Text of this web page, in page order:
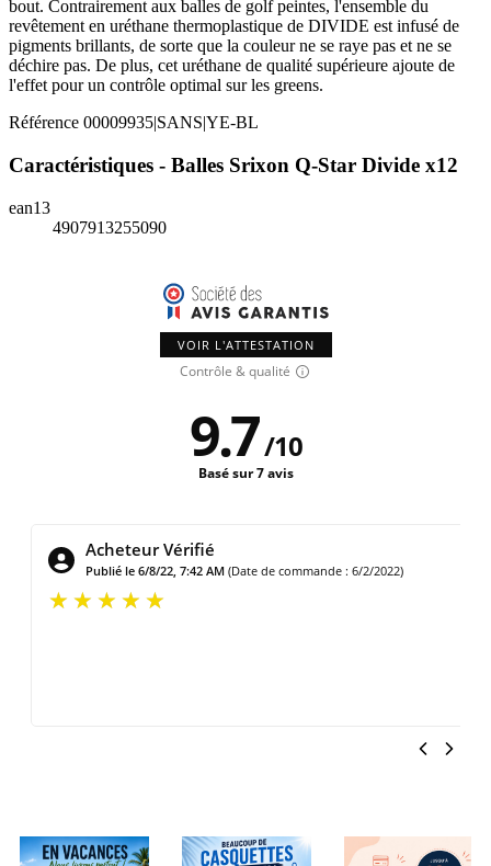
bout. Contrairement aux balles de golf peintes, l'ensemble du
revêtement en uréthane thermoplastique de DIVIDE est infusé de
pigments brillants, de sorte que la couleur ne se raye pas et ne se
déchire pas. De plus, cet uréthane de qualité supérieure ajoute de
l'effet pour un contrôle optimal sur les greens.
Référence 00009935|SANS|YE-BL
Caractéristiques - Balles Srixon Q-Star Divide x12
ean13
4907913255090
VOIR L'ATTESTATION
Contrôle & qualité
9.7/10
Basé sur 7 avis
Acheteur Vérifié
Publié le 12/19/21, 7:36 AM (Date de commande : 12/16/2021)